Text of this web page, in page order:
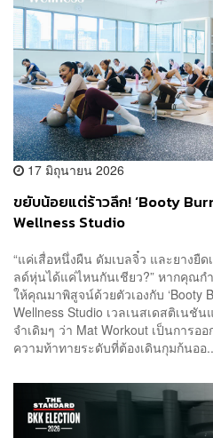
17 มิถุนายน 2026
ขยับน้อยแต่ร้าวลึก! ‘Booty
Wellness Studio
“แค่เสื่อหนึ่งผืน ดัมเบลจิ๋ว และยางยื
ลด์หุ่นได้แค่ไหนกันเชียว?” หากคุณก
ให้คุณมาพิสูจน์ด้วยตัวเองกับ ‘Booty
Wellness Studio เวลเนสเดสติเนชั
จำเดิมๆ ว่า Mat Workout เป็นการอ
ความท้าทายระดับที่ต้องเดินกุมก้นออ